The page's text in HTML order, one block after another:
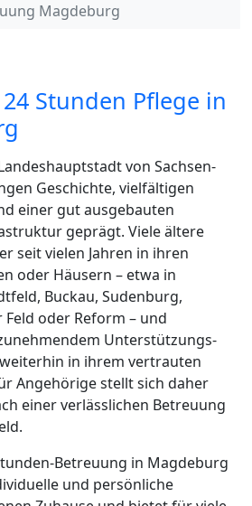
Magdeburg
Stunden Pflege in
von Sachsen-
Geschichte, vielfältigen
einer gut ausgebauten
geprägt. Viele ältere
seit vielen Jahren in ihren
oder Häusern – etwa in
Buckau, Sudenburg,
oder Reform – und
Unterstützungs-
in ihrem vertrauten
Angehörige stellt sich daher
einer verlässlichen Betreuung
Betreuung in Magdeburg
und persönliche